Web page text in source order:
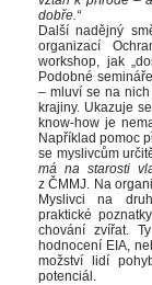
dobře.“
Další nadějný
organizací
workshop, jak
Podobné
– mluví se na
krajiny. Ukazuje
know-how je
Například pomoc
e myslivcům
má na starosti
z ČMMJ. Na
Myslivci na
praktické
chování zvířat.
hodnocení EIA,
možství lidí
potenciál.